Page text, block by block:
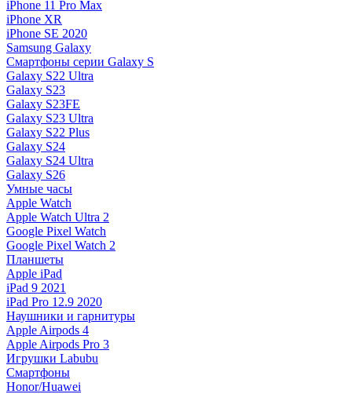
iPhone 11 Pro Max
iPhone XR
iPhone SE 2020
Samsung Galaxy
Смартфоны серии Galaxy S
Galaxy S22 Ultra
Galaxy S23
Galaxy S23FE
Galaxy S23 Ultra
Galaxy S22 Plus
Galaxy S24
Galaxy S24 Ultra
Galaxy S26
Умные часы
Apple Watch
Apple Watch Ultra 2
Google Pixel Watch
Google Pixel Watch 2
Планшеты
Apple iPad
iPad 9 2021
iPad Pro 12.9 2020
Наушники и гарнитуры
Apple Airpods 4
Apple Airpods Pro 3
Игрушки Labubu
Смартфоны
Honor/Huawei